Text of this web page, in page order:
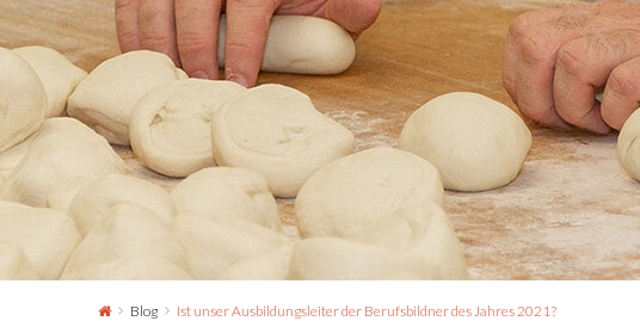
Blog Ist unser Ausbildungsleiter der Berufsbildner des Jahres 2021?